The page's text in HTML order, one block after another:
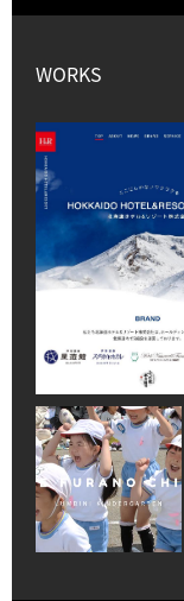
WORKS